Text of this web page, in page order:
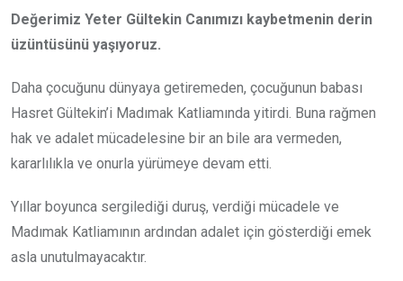
Değerimiz Yeter Gültekin Canımızı kaybetmenin derin
üzüntüsünü yaşıyoruz.
Daha çocuğunu dünyaya getiremeden, çocuğunun babası
Hasret Gültekin’i Madımak Katliamında yitirdi. Buna rağmen
hak ve adalet mücadelesine bir an bile ara vermeden,
kararlılıkla ve onurla yürümeye devam etti.
Yıllar boyunca sergilediği duruş, verdiği mücadele ve
Madımak Katliamının ardından adalet için gösterdiği emek
asla unutulmayacaktır.